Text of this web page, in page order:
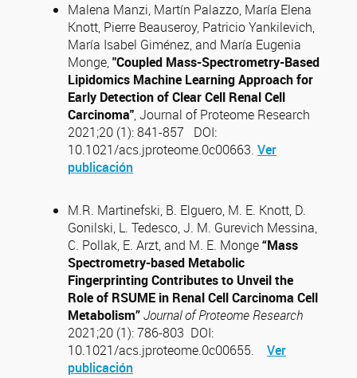
Malena Manzi, Martín Palazzo, María Elena
Knott, Pierre Beauseroy, Patricio Yankilevich,
María Isabel Giménez, and María Eugenia
Monge,"Coupled Mass-Spectrometry-Based
Lipidomics Machine Learning Approach for
Early Detection of Clear Cell Renal Cell
Carcinoma", Journal of Proteome Research
2021;20 (1): 841-857 DOI:
10.1021/acs.jproteome.0c00663. Ver
publicación
M.R. Martinefski, B. Elguero, M. E. Knott, D.
Gonilski, L. Tedesco, J. M. Gurevich Messina,
C. Pollak, E. Arzt, and M. E. Monge“Mass
Spectrometry-based Metabolic
Fingerprinting Contributes to Unveil the
Role of RSUME in Renal Cell Carcinoma Cell
Metabolism”Journal of Proteome Research
2021;20 (1): 786-803 DOI:
10.1021/acs.jproteome.0c00655. Ver
publicación